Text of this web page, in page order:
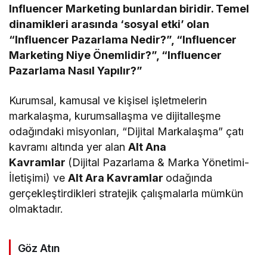
Influencer Marketing bunlardan biridir. Temel
dinamikleri arasında ‘sosyal etki’ olan
“Influencer Pazarlama Nedir?”, “Influencer
Marketing Niye Önemlidir?”, “Influencer
Pazarlama Nasıl Yapılır?”
Kurumsal, kamusal ve kişisel işletmelerin
markalaşma, kurumsallaşma ve dijitalleşme
odağındaki misyonları, “Dijital Markalaşma” çatı
kavramı altında yer alanAlt Ana
Kavramlar (Dijital Pazarlama & Marka Yönetimi-
İletişimi) veAlt Ara Kavramlar odağında
gerçekleştirdikleri stratejik çalışmalarla mümkün
olmaktadır.
Göz Atın